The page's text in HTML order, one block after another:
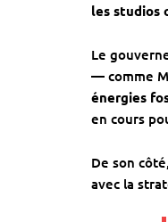
les studios
Le
— comme
énergies
en cours
De son côté,
avec la